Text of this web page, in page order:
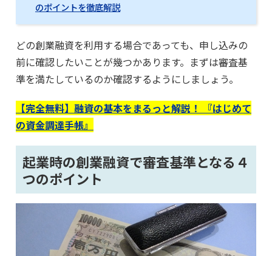
のポイントを徹底解説
どの創業融資を利用する場合であっても、申し込みの
前に確認したいことが幾つかあります。まずは審査基
準を満たしているのか確認するようにしましょう。
【完全無料】融資の基本をまるっと解説！ 『はじめて
の資金調達手帳』
起業時の創業融資で審査基準となる４
つのポイント